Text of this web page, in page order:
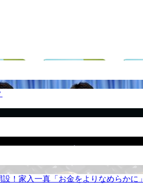
！家入一真「お金をよりなめらかに」